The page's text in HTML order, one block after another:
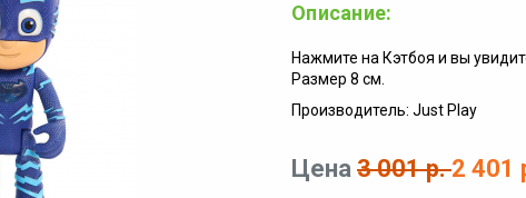
Описание:
Нажмите на Кэтбоя и вы
Размер 8 см.
Производитель: Just Play
Цена 3 001 р.2 401